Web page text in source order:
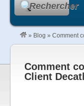
Rechercher
» Blog » Comment
Comment
Client